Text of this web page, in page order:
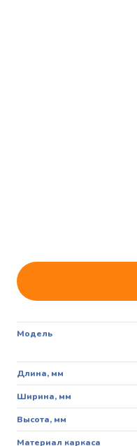
Модель
Длина, мм
Ширина, мм
Высота, мм
Материал каркаса